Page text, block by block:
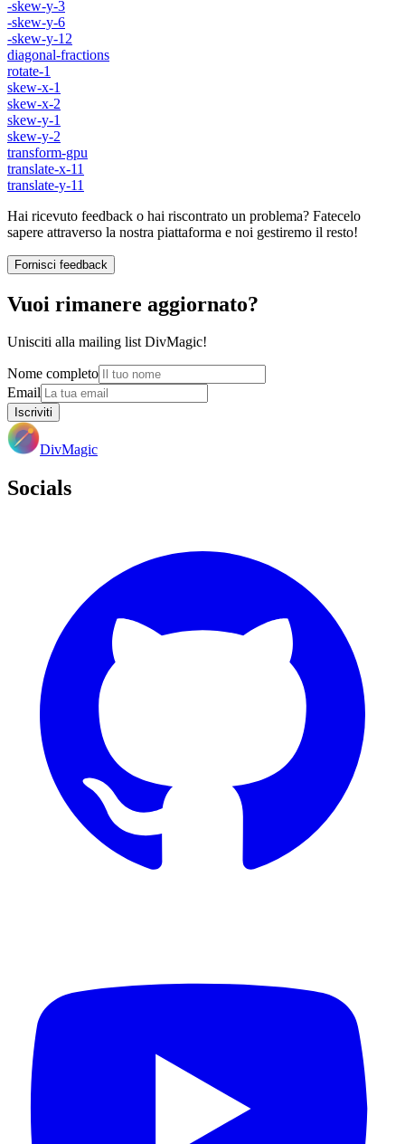
-skew-y-3
-skew-y-6
-skew-y-12
diagonal-fractions
rotate-1
skew-x-1
skew-x-2
skew-y-1
skew-y-2
transform-gpu
translate-x-11
translate-y-11
Hai ricevuto feedback o hai riscontrato un problema? Fatecelo
sapere attraverso la nostra piattaforma e noi gestiremo il resto!
Fornisci feedback
Vuoi rimanere aggiornato?
Unisciti alla mailing list DivMagic!
Nome completo
Email
Iscriviti
DivMagic
Socials